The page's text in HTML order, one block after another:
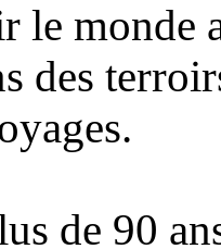
le monde
des
de 90